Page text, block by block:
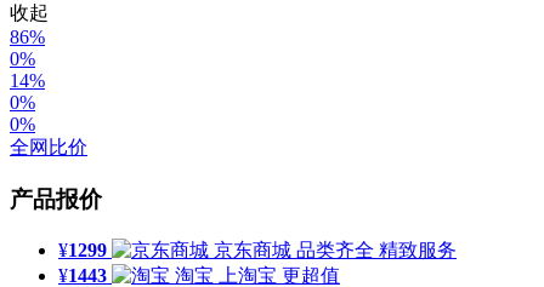
收起
86%
0%
14%
0%
0%
全网比价
产品报价
¥1299 京东商城 品类齐全 精致服务
¥1443 淘宝 上淘宝 更超值